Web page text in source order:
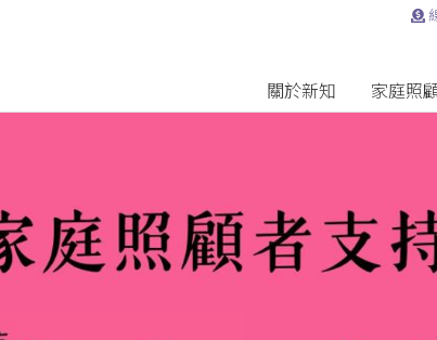
關於新知 家庭照